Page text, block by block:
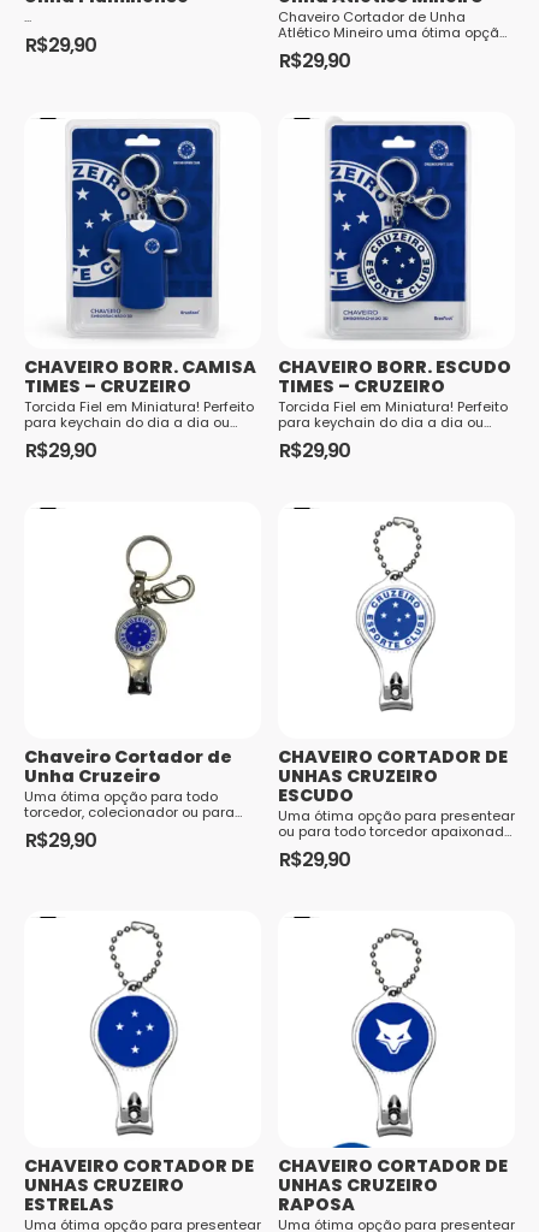
...
R$29,90
Chaveiro Cortador de Unha
Atlético Mineiro uma ótima opção
para todo torcedor, colecionador
ou para presentear, o chaveiro do
R$29,90
CHAVEIRO BORR. CAMISA
TIMES – CRUZEIRO
Torcida Fiel em Miniatura! Perfeito
para keychain do dia a dia ou
presente para o torcedor roxa!
Feito em borracha resistente, com
R$29,90
CHAVEIRO BORR. ESCUDO
TIMES – CRUZEIRO
Torcida Fiel em Miniatura! Perfeito
para keychain do dia a dia ou
presente para o torcedor roxa!
Feito em borracha resistente, com
R$29,90
Chaveiro Cortador de
Unha Cruzeiro
Uma ótima opção para todo
torcedor, colecionador ou para
presentear, o chaveiro do Cruzeiro
é confeccionado em metal
R$29,90
CHAVEIRO CORTADOR DE
UNHAS CRUZEIRO
ESCUDO
Uma ótima opção para presentear
ou para todo torcedor apaixonado,
o kit conta com duas peças
armazenadas em um blister. O kit
R$29,90
CHAVEIRO CORTADOR DE
UNHAS CRUZEIRO
ESTRELAS
Uma ótima opção para presentear
CHAVEIRO CORTADOR DE
UNHAS CRUZEIRO
RAPOSA
Uma ótima opção para presentear